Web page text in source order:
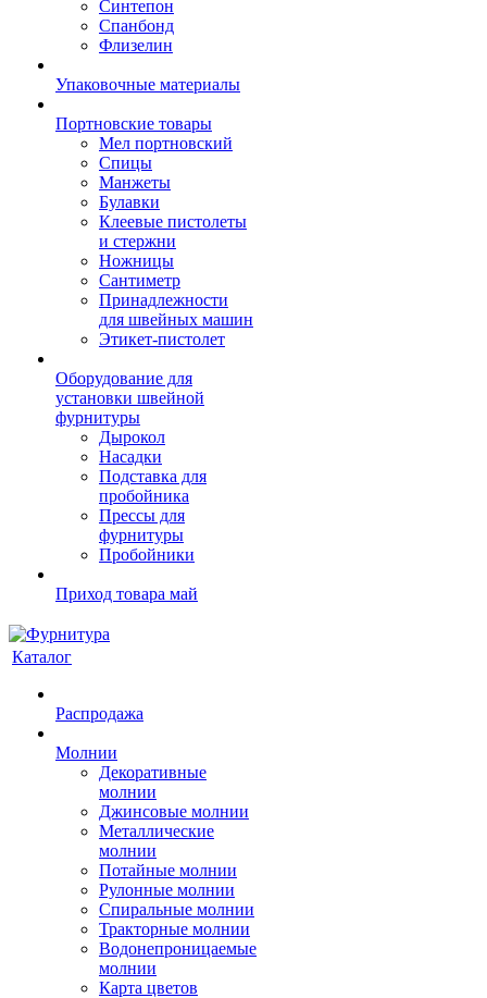
Синтепон
Спанбонд
Флизелин
Упаковочные материалы
Портновские товары
Мел портновский
Спицы
Манжеты
Булавки
Клеевые пистолеты
и стержни
Ножницы
Сантиметр
Принадлежности
для швейных машин
Этикет-пистолет
Оборудование для
установки швейной
фурнитуры
Дырокол
Насадки
Подставка для
пробойника
Прессы для
фурнитуры
Пробойники
Приход товара май
Каталог
Распродажа
Молнии
Декоративные
молнии
Джинсовые молнии
Металлические
молнии
Потайные молнии
Рулонные молнии
Спиральные молнии
Тракторные молнии
Водонепроницаемые
молнии
Карта цветов